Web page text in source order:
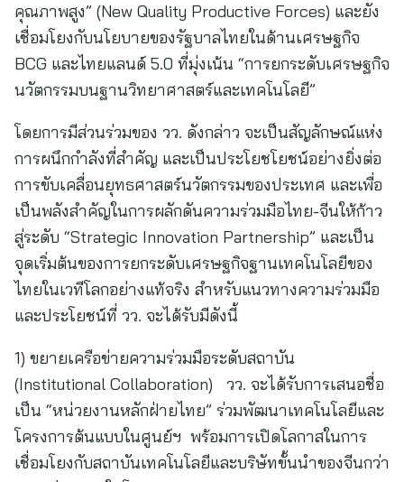
คุณภาพสูง” (New Quality Productive Forces) และยัง
เชื่อมโยงกับนโยบายของรัฐบาลไทยในด้านเศรษฐกิจ
BCG และไทยแลนด์ 5.0 ที่มุ่งเน้น “การยกระดับเศรษฐกิจ
นวัตกรรมบนฐานวิทยาศาสตร์และเทคโนโลยี”
โดยการมีส่วนร่วมของ วว. ดังกล่าว จะเป็นสัญลักษณ์แห่ง
การผนึกกำลังที่สำคัญ และเป็นประโยชโยชน์อย่างยิ่งต่อ
การขับเคลื่อนยุทธศาสตร์นวัตกรรมของประเทศ และเพื่อ
เป็นพลังสำคัญในการผลักดันความร่วมมือไทย-จีนให้ก้าว
สู่ระดับ “Strategic Innovation Partnership” และเป็น
จุดเริ่มต้นของการยกระดับเศรษฐกิจฐานเทคโนโลยีของ
ไทยในเวทีโลกอย่างแท้จริง สำหรับแนวทางความร่วมมือ
และประโยชน์ที่ วว. จะได้รับมีดังนี้
1) ขยายเครือข่ายความร่วมมือระดับสถาบัน
(Institutional Collaboration) วว. จะได้รับการเสนอชื่อ
เป็น “หน่วยงานหลักฝ่ายไทย” ร่วมพัฒนาเทคโนโลยีและ
โครงการต้นแบบในศูนย์ฯ พร้อมการเปิดโลกาสในการ
เชื่อมโยงกับสถาบันเทคโนโลยีและบริษัทขั้นนำของจีนกว่า